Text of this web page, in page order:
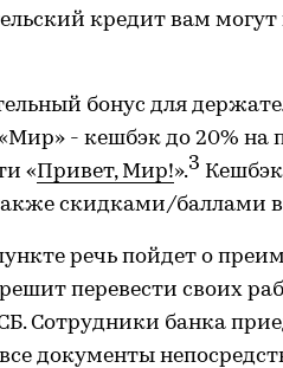
кредит вам
бонус для
- кешбэк до 20% на
«Привет, Мир!».3
скидками/баллами
речь пойдет о
перевести своих
Сотрудники банка
документы